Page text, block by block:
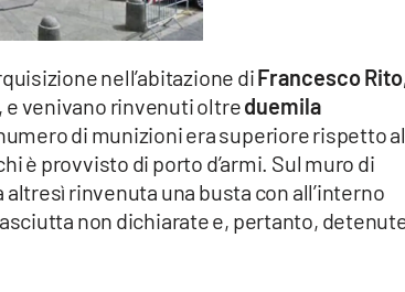
nell’abitazione diFrancesco
e venivano rinvenuti oltreduemila
di munizioni era superiore rispetto al
è provvisto di porto d’armi. Sul muro di
rinvenuta una busta con all’interno
non dichiarate e, pertanto,